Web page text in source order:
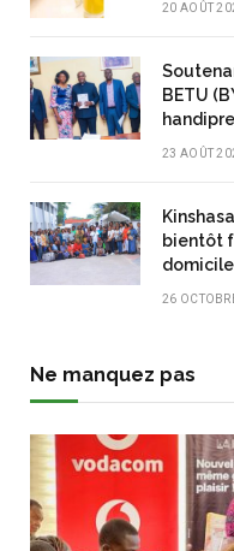
20 AOÛT
BETU
23 AOÛT
bientôt
26
Ne manquez pas